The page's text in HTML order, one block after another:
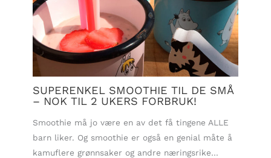
SUPERENKEL SMOOTHIE TIL DE SMÅ
– NOK TIL 2 UKERS FORBRUK!
Smoothie må jo være en av det få tingene ALLE
barn liker. Og smoothie er også en genial måte å
kamuflere grønnsaker og andre næringsrike…